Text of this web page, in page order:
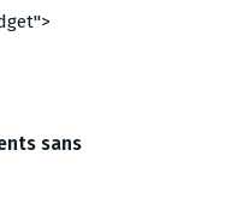
sans